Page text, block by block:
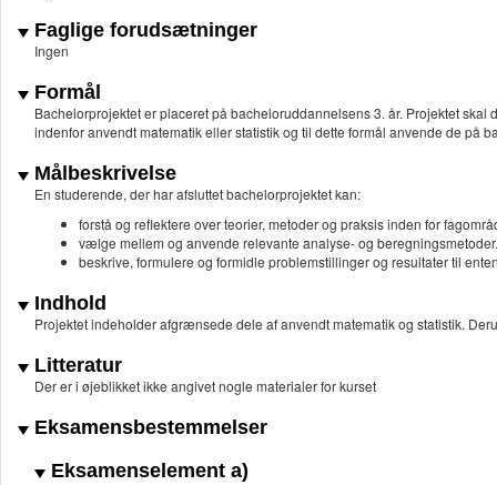
Faglige forudsætninger
Ingen
Formål
Bachelorprojektet er placeret på bacheloruddannelsens 3. år. Projektet
indenfor anvendt matematik eller statistik og til dette formål anvende de på
Målbeskrivelse
En studerende, der har afsluttet bachelorprojektet kan:
forstå og reflektere over teorier, metoder og praksis inden for
vælge mellem og anvende relevante analyse- og beregningsmetoder.
beskrive, formulere og formidle problemstillinger og resultater til
Indhold
Projektet indeholder afgrænsede dele af anvendt matematik og statistik.
Litteratur
Der er i øjeblikket ikke angivet nogle materialer for kurset
Eksamensbestemmelser
Eksamenselement a)